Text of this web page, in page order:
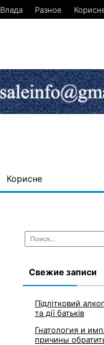
Влада Разное
Корисне
Найти:
Свежие записи
Підлітковий
та дії батьків
Гнатология и
причины